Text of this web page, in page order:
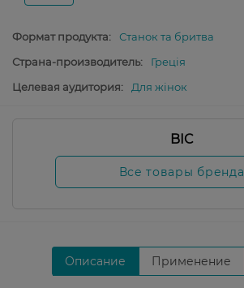
Формат продукта:
Станок та бритва
Страна-производитель:
Греція
Целевая аудитория:
Для жінок
BIC
Все товары бренда
Описание Применение